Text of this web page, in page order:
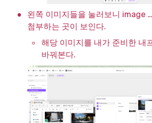
•
왼쪽 이미지들을 눌러보니 image
첨부하는 곳이 보인다.
◦
해당 이미지를 내가 준비한 내
바꿔본다.